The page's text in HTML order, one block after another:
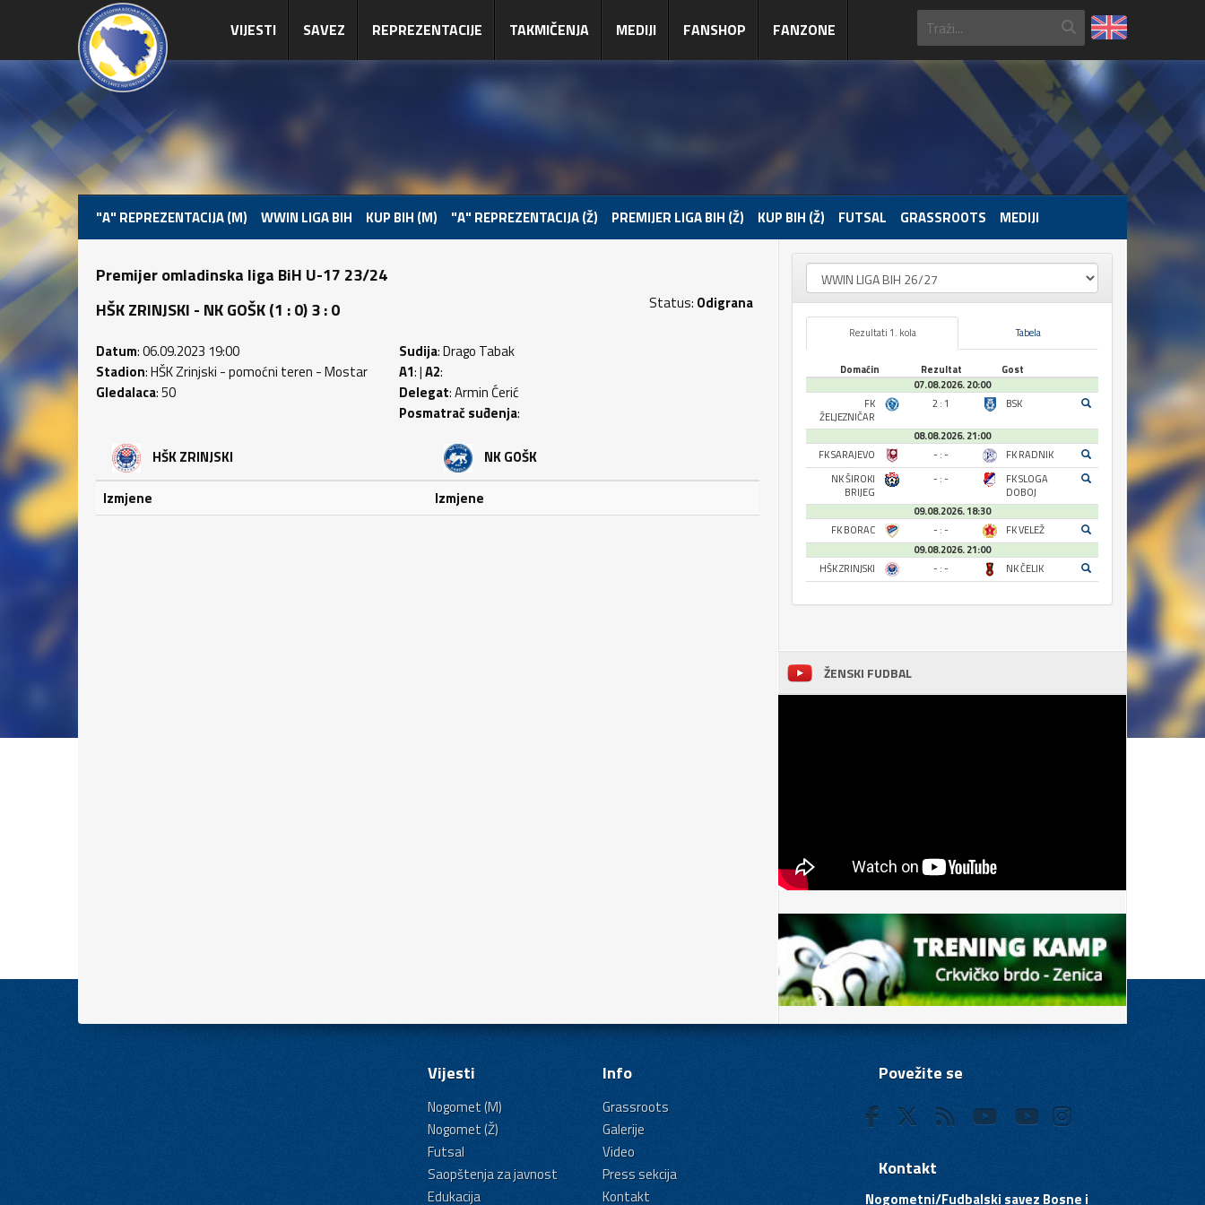
VIJESTI SAVEZ REPREZENTACIJE TAKMIČENJA MEDIJI FANSHOP FANZONE
"A" REPREZENTACIJA (M) WWIN LIGA BIH KUP BIH (M) "A" REPREZENTACIJA (Ž) PREMIJER LIGA BIH (Ž) KUP BIH (Ž) FUTSAL GRASSROOTS MEDIJI
Premijer omladinska liga BiH U-17 23/24
HŠK ZRINJSKI - NK GOŠK (1 : 0) 3 : 0
Status: Odigrana
Datum: 06.09.2023 19:00
Stadion: HŠK Zrinjski - pomoćni teren - Mostar
Gledalaca: 50
Sudija: Drago Tabak
A1: |A2:
Delegat: Armin Ćerić
Posmatrač suđenja:
HŠK ZRINJSKI
Izmjene
NK GOŠK
Izmjene
Rezultati 1. kola Tabela
Domaćin Rezultat
Gost
07.08.2026. 20:00
FK
ŽELJEZNIČAR
2 : 1 BSK
08.08.2026. 21:00
FK SARAJEVO
- : -
FK RADNIK
NK ŠIROKI
BRIJEG
- : -
FK SLOGA
DOBOJ
09.08.2026. 18:30
FK BORAC
- : -
FK VELEŽ
09.08.2026. 21:00
HŠK ZRINJSKI
- : - NK ČELIK
ŽENSKI FUDBAL
Vijesti
Nogomet (M)
Nogomet (Ž)
Futsal
Saopštenja za javnost
Edukacija
Info
Grassroots
Galerije
Video
Press sekcija
Kontakt
Povežite se
Kontakt
Nogometni/Fudbalski savez Bosne i